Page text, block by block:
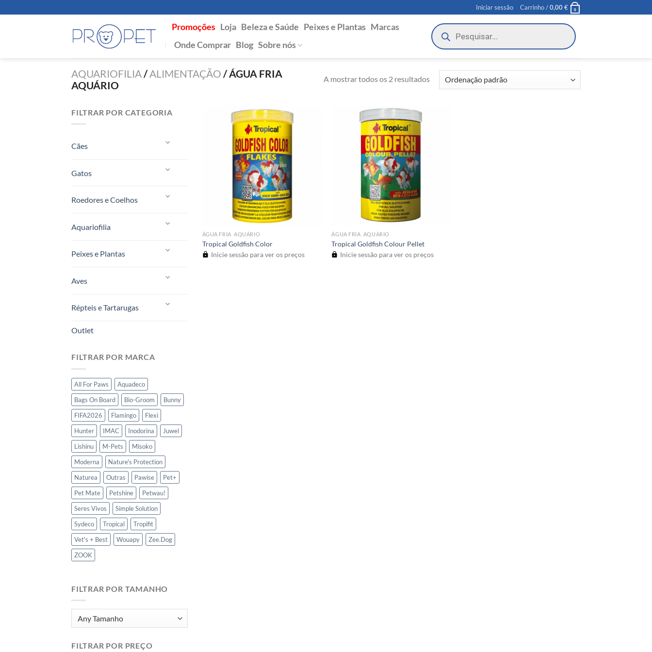
to
Iniciar sessão Carrinho /0,00€ 0
Promoções Loja Beleza e Saúde Peixes e Plantas Marcas
Onde Comprar Blog Sobre nós
Products
search
AQUARIOFILIA/ALIMENTAÇÃO /ÁGUA FRIA 
AQUÁRIO
A mostrar todos os 2 resultados
FILTRAR POR CATEGORIA
Cães
Gatos
Roedores e Coelhos
Aquariofilia
Peixes e Plantas
Aves
Répteis e Tartarugas
Outlet
FILTRAR POR MARCA
All For Paws
Aquadeco
Bags On Board
Bio-Groom
Bunny
FIFA2026
Flamingo
Flexi
Hunter
IMAC Inodorina
Juwel
Lishinu
M-Pets
Misoko
Moderna
Nature's Protection
Naturea
Outras Pawise
Pet+
Pet Mate
Petshine
Petwau!
Seres Vivos
Simple Solution
Sydeco
Tropical
Tropifit
Vet's + Best
Wouapy
Zee.Dog
ZOOK
FILTRAR POR TAMANHO
FILTRAR POR PREÇO
ÁGUA FRIA  AQUÁRIO
Tropical Goldfish Color
Inicie sessão para ver os preços
ÁGUA FRIA  AQUÁRIO
Tropical Goldfish Colour Pellet
Inicie sessão para ver os preços